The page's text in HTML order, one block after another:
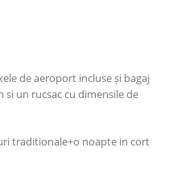
de aeroport incluse și bagaj
si un rucsac cu dimensile de
traditionale+o noapte in cort